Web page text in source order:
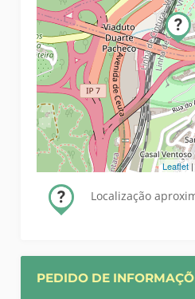
Leaflet|
Localização
PEDIDO DE